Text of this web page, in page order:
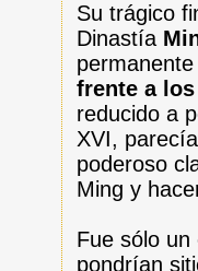
Su trágico
Dinastía
frente a
reducido a
XVI,
poderoso
Ming y
Fue sólo
pondrían